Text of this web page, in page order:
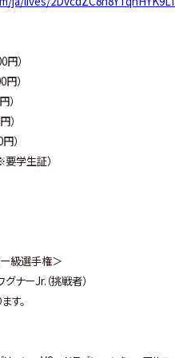
）
）
）
）
）
学生証）
級選手権＞
ナーJr.（挑戦者）
す。